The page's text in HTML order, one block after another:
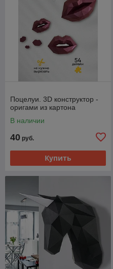
Поцелуи. 3D конструктор -
оригами из картона
В наличии
40 руб.
Купить